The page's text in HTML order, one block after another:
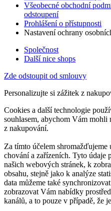
Všeobecné obchodní
odstoupení
Prohlášení o přístupnosti
Nastavení ochrany
Společnost
Další nice shops
Zde odstoupit od smlouvy
Personalizujte si zážitek z
Cookies a další technologie
souhlasem, abychom Vám
z nakupování.
Za tímto účelem
chování a zařízeních. Tyto údaje
našich webových stránek, k
obsahu, stejně jako k analýze
data můžeme také
zobrazovat Vám nabídky
kanálů, a to pouze v případě, že